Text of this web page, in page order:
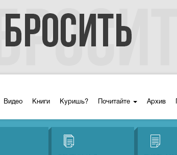
Видео Книги Куришь? Почитайте Архив